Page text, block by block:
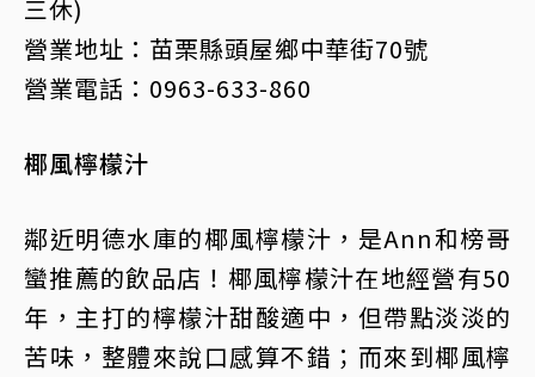
三休)
營業地址：苗栗縣頭屋鄉中華街70號
營業電話：0963-633-860
椰風檸檬汁
鄰近明德水庫的椰風檸檬汁，是Ann和榜哥
蠻推薦的飲品店！椰風檸檬汁在地經營有50
年，主打的檸檬汁甜酸適中，但帶點淡淡的
苦味，整體來說口感算不錯；而來到椰風檸